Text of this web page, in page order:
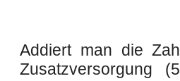
Addiert man die
Zusatzversorgung